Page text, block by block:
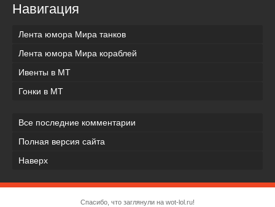
Навигация
Лента юмора Мира танков
Лента юмора Мира кораблей
Ивенты в МТ
Гонки в МТ
Все последние комментарии
Полная версия сайта
Наверх
Спасибо, что заглянули на wot-lol.ru!